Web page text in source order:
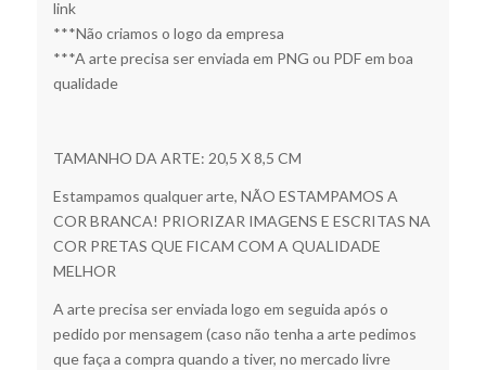
link
***Não criamos o logo da empresa
***A arte precisa ser enviada em PNG ou PDF em boa
qualidade
TAMANHO DA ARTE: 20,5 X 8,5 CM
Estampamos qualquer arte, NÃO ESTAMPAMOS A
COR BRANCA! PRIORIZAR IMAGENS E ESCRITAS NA
COR PRETAS QUE FICAM COM A QUALIDADE
MELHOR
A arte precisa ser enviada logo em seguida após o
pedido por mensagem (caso não tenha a arte pedimos
que faça a compra quando a tiver, no mercado livre